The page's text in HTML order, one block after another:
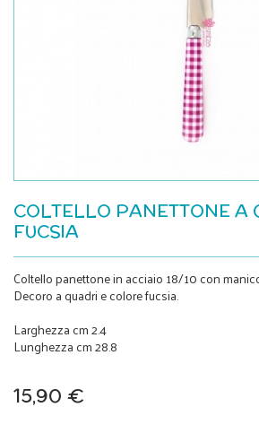
COLTELLO PANETTONE A
FUCSIA
Coltello panettone in acciaio 18/10 con
Decoro a quadri e colore fucsia.
Larghezza cm 2.4
Lunghezza cm 28.8
15,90 €